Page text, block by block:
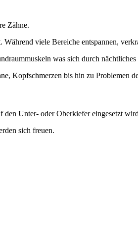
Zähne.
viele Bereiche entspannen,
was sich durch
Kopfschmerzen bis hin zu Problemen
Unter- oder Oberkiefer eingesetzt
sich freuen.